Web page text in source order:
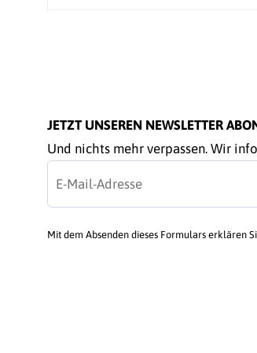
JETZT UNSEREN NEWSLETTER
Und nichts mehr verpassen. Wir
Mit dem Absenden dieses Formulars erklären